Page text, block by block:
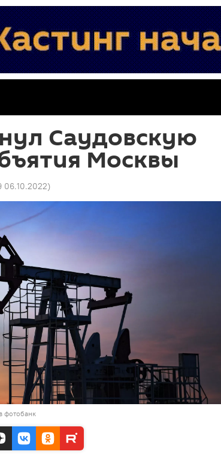
Саудовскую
Москвы
06.10.2022)
фотобанк